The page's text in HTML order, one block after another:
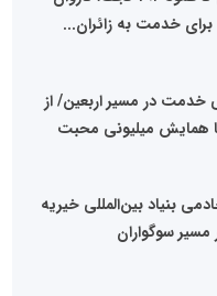
برای خدمت به زائران...
در مسیر اربعین/ از
همایش میلیونی محبت
بنیاد بین‌المللی خیریه
مسیر سوگواران